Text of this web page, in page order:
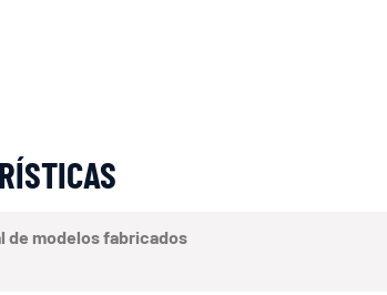
de modelos fabricados